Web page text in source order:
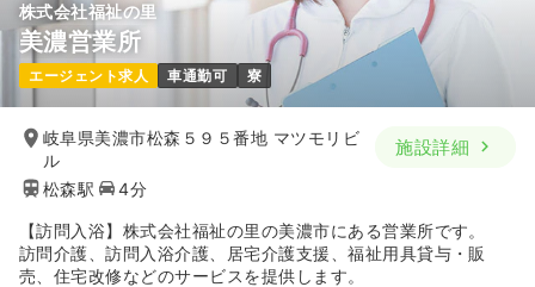
株式会社福祉の里
美濃営業所
エージェント求人 車通勤可 寮
岐阜県美濃市松森５９５番地 マツモリビ
ル
松森駅
4分
施設詳細
【訪問入浴】株式会社福祉の里の美濃市にある営業所です。
訪問介護、訪問入浴介護、居宅介護支援、福祉用具貸与・販
売、住宅改修などのサービスを提供します。